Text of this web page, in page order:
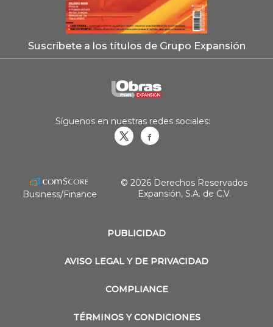
Suscríbete a los títulos de Grupo Expansión
PUBLICIDAD
AVISO LEGAL Y DE PRIVACIDAD
COMPLIANCE
TÉRMINOS Y CONDICIONES
Síguenos en nuestras redes sociales:
Business/Finance
© 2026 Derechos Reservados
Expansión, S.A. de C.V.